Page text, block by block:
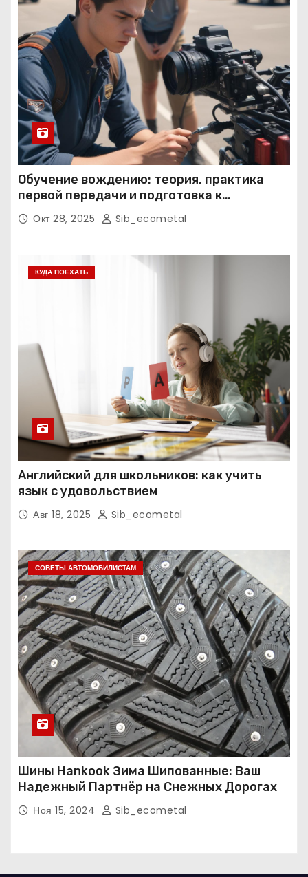
Обучение вождению: теория, практика
первой передачи и подготовка к
экзаменам
Окт 28, 2025 Sib_ecometal
КУДА ПОЕХАТЬ
Английский для школьников: как учить
язык с удовольствием
Авг 18, 2025 Sib_ecometal
СОВЕТЫ АВТОМОБИЛИСТАМ
Шины Hankook Зима Шипованные: Ваш
Надежный Партнёр на Снежных Дорогах
Ноя 15, 2024 Sib_ecometal